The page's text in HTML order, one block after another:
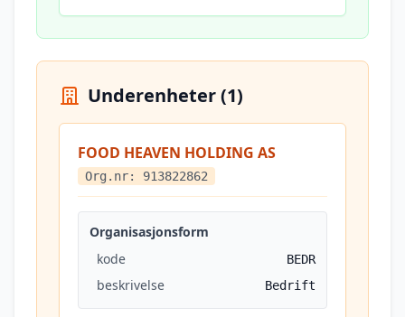
Underenheter (1)
FOOD HEAVEN HOLDING AS
Org.nr: 913822862
Organisasjonsform
kode
BEDR
beskrivelse Bedrift